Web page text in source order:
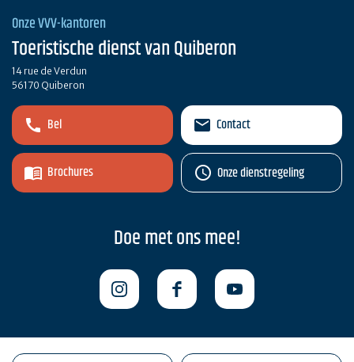
Onze VVV-kantoren
Toeristische dienst van Quiberon
14 rue de Verdun
56170 Quiberon
Bel
Brochures
Contact
Onze dienstregeling
Doe met ons mee!